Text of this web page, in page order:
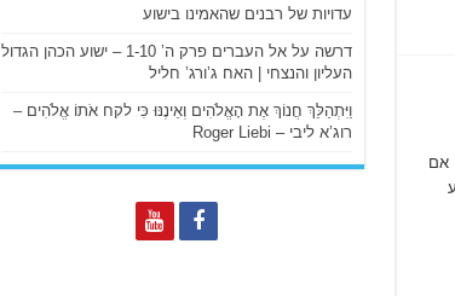
אם
עדויות של רבנים שהאמינו בישוע
דרשה על אל העברים פרק ה’ 1-10 – ישוע הכהן הגדול
העליון והנצחי | האח ג’ורג’ חליל
וַיִּתְהַלֵּךְ חֲנוֹךְ אֶת הָאֱלֹהִים וְאֵינֶנּוּ כִּי לקח אֹתוֹ אֱלֹהִים –
רוג’א ליבי – Roger Liebi